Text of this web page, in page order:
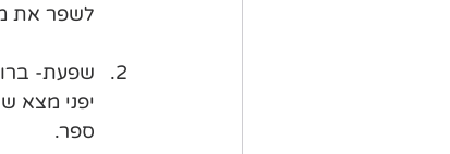
לשפר את
ספר.